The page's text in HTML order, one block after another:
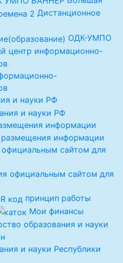
Дистанционное
ОДК-УМПО
центр информационно-
и науки РФ
информации
сайтом для
принцип работы
Мои финансы
образования и науки